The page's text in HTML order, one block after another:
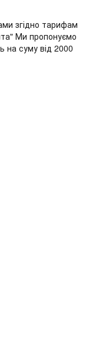
згідно тарифам
Ми пропонуємо
на суму від 2000